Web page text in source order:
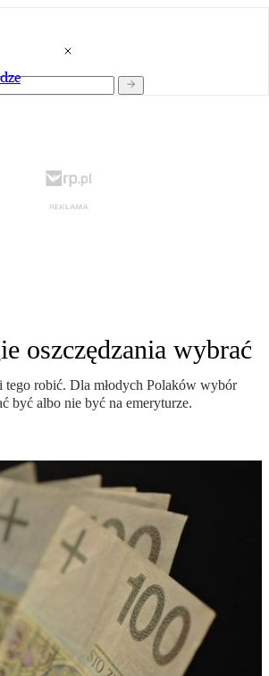
oszczędzania wybrać
tego robić. Dla młodych Polaków wybór
być albo nie być na emeryturze.